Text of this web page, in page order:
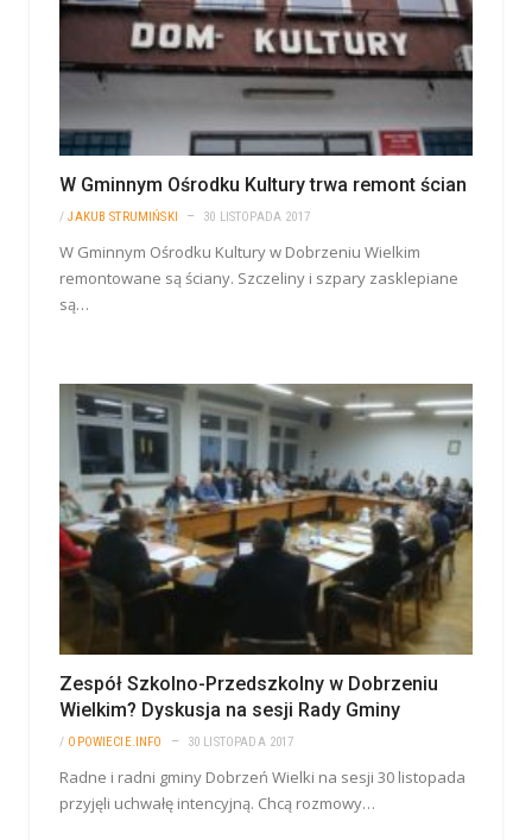
W Gminnym Ośrodku Kultury trwa remont ścian
/JAKUB STRUMIŃSKI 30 LISTOPADA 2017
W Gminnym Ośrodku Kultury w Dobrzeniu Wielkim
remontowane są ściany. Szczeliny i szpary zasklepiane
są…
Zespół Szkolno-Przedszkolny w Dobrzeniu
Wielkim? Dyskusja na sesji Rady Gminy
/ OPOWIECIE.INFO 30 LISTOPADA 2017
Radne i radni gminy Dobrzeń Wielki na sesji 30 listopada
przyjęli uchwałę intencyjną. Chcą rozmowy…